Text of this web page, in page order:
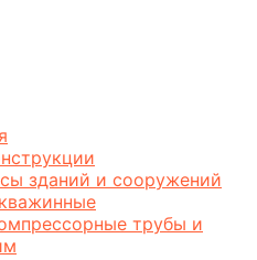
зданий и сооружений
трубы и